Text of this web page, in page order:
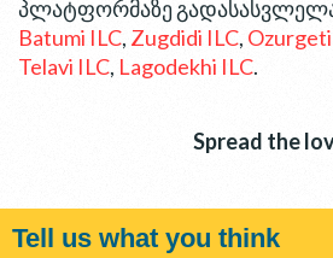
პლატფორმაზე
Batumi ILC, Zugdidi ILC,
Telavi ILC, Lagodekhi ILC.
Spread the
Tell us what you think